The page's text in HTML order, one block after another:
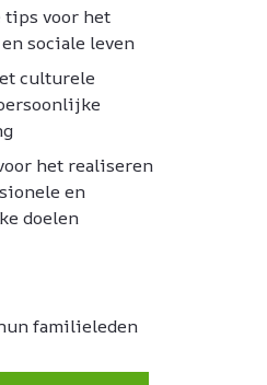
tips voor het
sociale leven
culturele
het realiseren
en
doelen
familieleden